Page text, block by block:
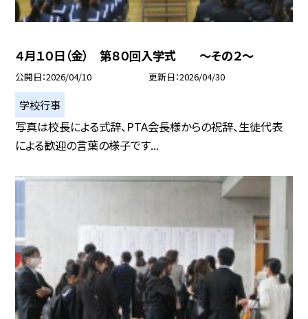
４月１０日（金） 第８０回入学式 ～その２～
公開日 2026/04/10 更新日 2026/04/30
学校行事
写真は校長による式辞、PTA会長様からの祝辞、生徒代表
による歓迎の言葉の様子です...